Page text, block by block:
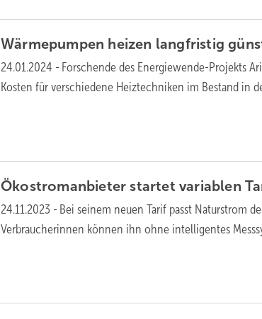
Wärmepumpen heizen langfristig
24.01.2024 - Forschende des Energie­wende-Projekts
Kosten für ver­schie­dene Heiz­tech­niken im Bestand in
Ökostromanbieter startet variablen
24.11.2023 - Bei seinem neuen Tarif passt Naturstrom
Verbraucherinnen können ihn ohne intelligentes